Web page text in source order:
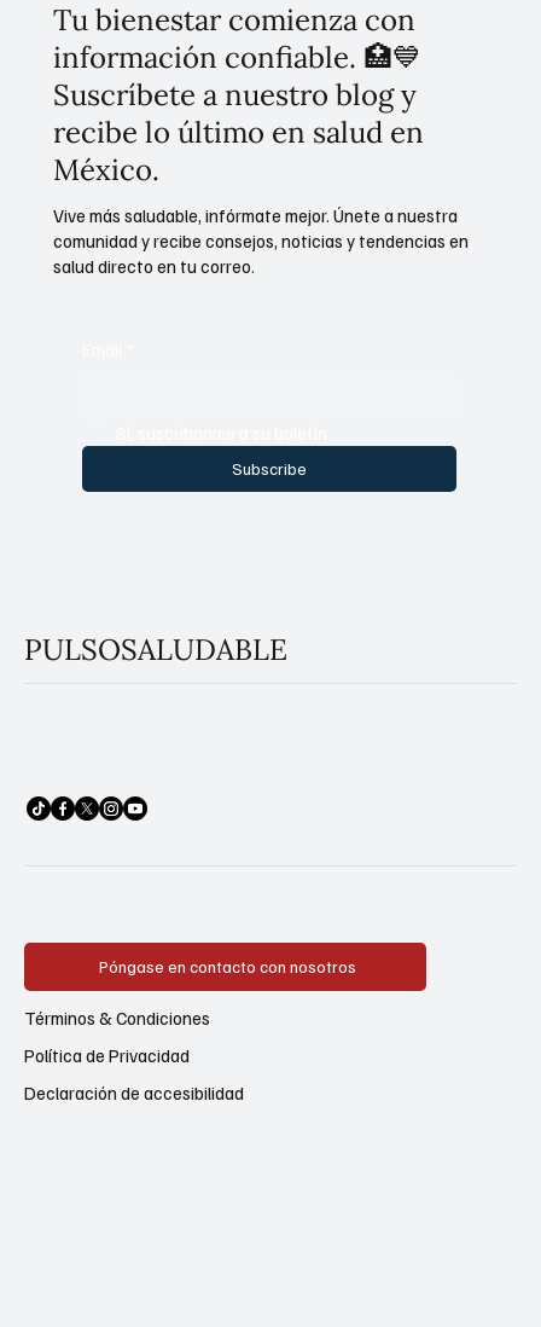
Tu bienestar comienza con
información confiable. 🏥💙
Suscríbete a nuestro blog y
recibe lo último en salud en
México.
Subscribe
Vive más saludable, infórmate mejor. Únete a nuestra
comunidad y recibe consejos, noticias y tendencias en
salud directo en tu correo.
PULSOSALUDABLE
Póngase en contacto con nosotros
Política de Privacidad
Términos & Condiciones
Declaración de accesibilidad